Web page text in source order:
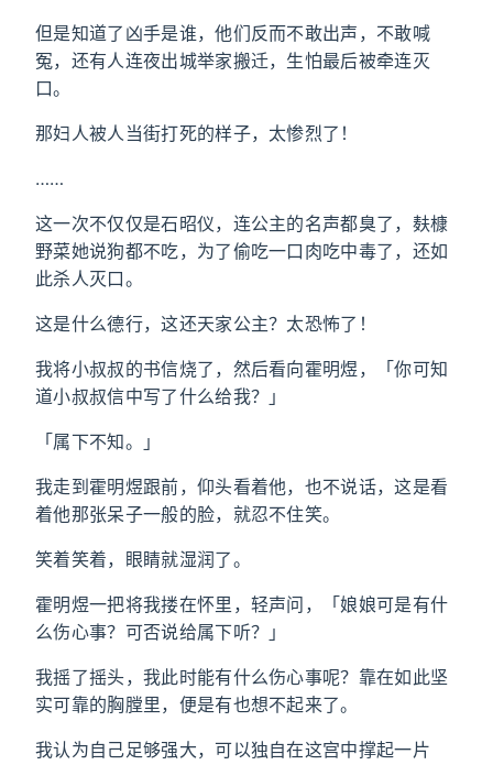
但是知道了凶手是谁，他们反而不敢出声，不敢喊
冤，还有人连夜出城举家搬迁，生怕最后被牵连灭
口。
那妇人被人当街打死的样子，太惨烈了！
……
这一次不仅仅是石昭仪，连公主的名声都臭了，麸槺
野菜她说狗都不吃，为了偷吃一口肉吃中毒了，还如
此杀人灭口。
这是什么德行，这还天家公主？太恐怖了！
我将小叔叔的书信烧了，然后看向霍明煜，「你可知
道小叔叔信中写了什么给我？」
「属下不知。」
我走到霍明煜跟前，仰头看着他，也不说话，这是看
着他那张呆子一般的脸，就忍不住笑。
笑着笑着，眼睛就湿润了。
霍明煜一把将我搂在怀里，轻声问，「娘娘可是有什
么伤心事？可否说给属下听？」
我摇了摇头，我此时能有什么伤心事呢？靠在如此坚
实可靠的胸膛里，便是有也想不起来了。
我认为自己足够强大，可以独自在这宫中撑起一片